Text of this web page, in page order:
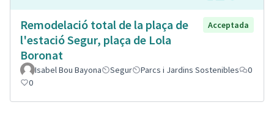
Remodelació total de la plaça de
l'estació Segur, plaça de Lola
Boronat
Acceptada
Isabel Bou Bayona Segur Parcs i Jardins Sostenibles
0
0